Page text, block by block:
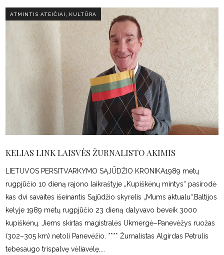
ATMINTIS ATEIČIAI KULTŪRA
KELIAS LINK LAISVĖS ŽURNALISTO AKIMIS
LIETUVOS PERSITVARKYMO SĄJŪDŽIO KRONIKA1989 metų
rugpjūčio 10 dieną rajono laikraštyje „Kupiškėnų mintys“ pasirodė
kas dvi savaites išeinantis Sąjūdžio skyrelis „Mums aktualu“.Baltijos
kelyje 1989 metų rugpjūčio 23 dieną dalyvavo beveik 3000
kupiškėnų. Jiems skirtas magistralės Ukmergė–Panevėžys ruožas
(302–305 km) netoli Panevėžio. **** Žurnalistas Algirdas Petrulis
tebesaugo trispalvę vėliavėlę,